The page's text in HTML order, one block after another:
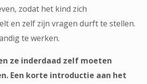
zodat het kind zich
en zelf zijn vragen durft te stellen.
te werken.
ze inderdaad zelf moeten
Een korte introductie aan het